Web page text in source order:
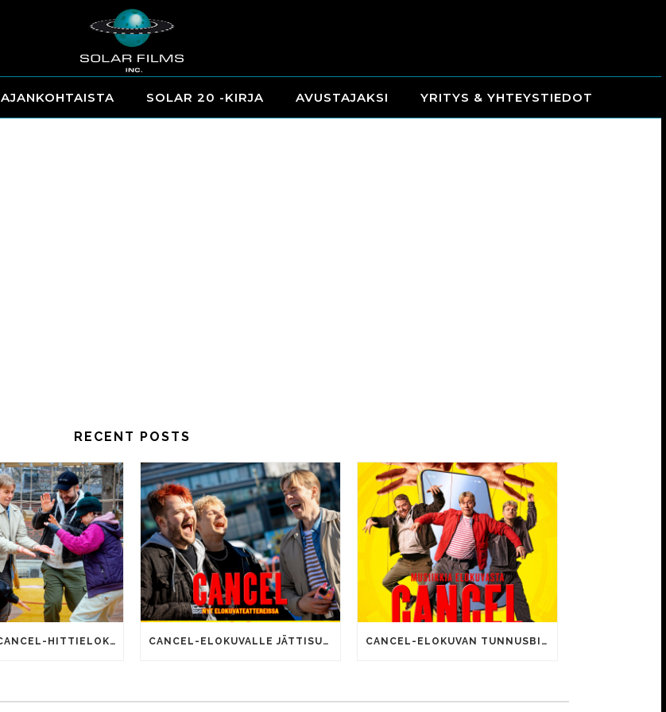
AJANKOHTAISTA SOLAR 20 -KIRJA AVUSTAJAKSI YRITYS & YHTEYSTIEDOT
RECENT POSTS
SOMEAJAN CANCEL-HITTIELOKUVALLA 100 000 KATSOJAA! CANCEL-ELOKUVALLE JÄTTISUOSIO – AVAUSPÄIVÄNÄ JO 15 492 KATSOJAA! CANCEL-ELOKUVAN TUNNUSBIISIN LYRIIKOISSA TUTTUJA MEEMIHOKEMIA YOUTUBE-VIDEOILTA!